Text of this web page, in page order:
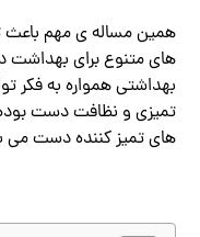
همین مساله ی مهم باعث
های متنوع برای
بهداشتی همواره به فکر
تمیزی و نظافت دست
های تمیز کننده دست می